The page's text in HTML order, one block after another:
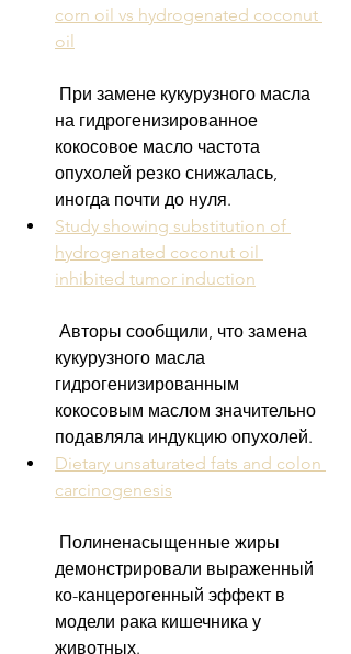
corn oil vs hydrogenated coconut
oil
на гидрогенизированное
кокосовое масло частота
опухолей резко снижалась,
иногда почти до нуля.
Study showing substitution of
hydrogenated coconut oil
inhibited tumor induction
кукурузного масла
гидрогенизированным
кокосовым маслом значительно
подавляла индукцию опухолей.
Dietary unsaturated fats and colon
carcinogenesis
демонстрировали выраженный
ко-канцерогенный эффект в
модели рака кишечника у
животных.